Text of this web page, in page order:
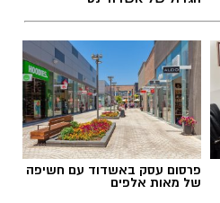
פרסום עסק באשדוד עם חשיפה
של מאות אלפים